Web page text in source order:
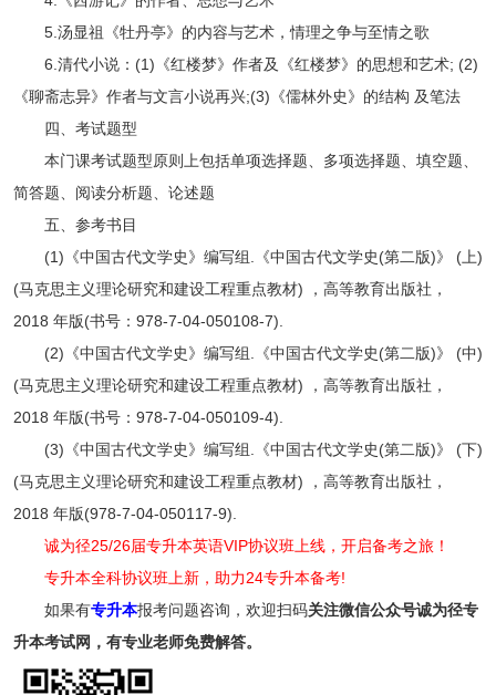
5.汤显祖《牡丹亭》的内容与艺术，情理之争与至情之歌
6.清代小说：(1)《红楼梦》作者及《红楼梦》的思想和艺术; (2)
《聊斋志异》作者与文言小说再兴;(3)《儒林外史》的结构 及笔法
四、考试题型
本门课考试题型原则上包括单项选择题、多项选择题、填空题、
简答题、阅读分析题、论述题
五、参考书目
(1)《中国古代文学史》编写组.《中国古代文学史(第二版)》 (上)
(马克思主义理论研究和建设工程重点教材) ，高等教育出版社，
2018 年版(书号：978-7-04-050108-7).
(2)《中国古代文学史》编写组.《中国古代文学史(第二版)》 (中)
(马克思主义理论研究和建设工程重点教材) ，高等教育出版社，
2018 年版(书号：978-7-04-050109-4).
(3)《中国古代文学史》编写组.《中国古代文学史(第二版)》 (下)
(马克思主义理论研究和建设工程重点教材) ，高等教育出版社，
2018 年版(978-7-04-050117-9).
诚为径25/26届专升本英语VIP协议班上线，开启备考之旅！
专升本全科协议班上新，助力24专升本备考!
如果有专升本报考问题咨询，欢迎扫码关注微信公众号诚为径专
升本考试网，有专业老师免费解答。